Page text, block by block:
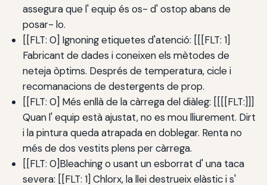
assegura que l' equip és os- d' ostop abans de
posar- lo.
[[FLT: 0] Ignoning etiquetes d'atenció: [[[FLT: 1]
Fabricant de dades i coneixen els mètodes de
neteja òptims. Després de temperatura, cicle i
recomanacions de destergents de prop.
[[FLT: 0] Més enllà de la càrrega del diàleg: [[[[FLT:]]]
Quan l' equip està ajustat, no es mou lliurement. Dirt
i la pintura queda atrapada en doblegar. Renta no
més de dos vestits plens per càrrega.
[[FLT: 0]Bleaching o usant un esborrat d' una taca
severa: [[FLT: 1] Chlorx, la llei destrueix elàstic i s'